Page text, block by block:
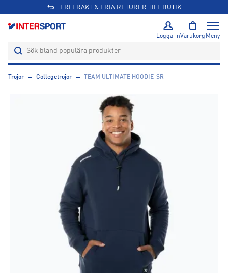
FRI FRAKT & FRIA RETURER TILL BUTIK
Logga inVarukorg Meny
Tröjor Collegetröjor TEAM ULTIMATE HOODIE-SR